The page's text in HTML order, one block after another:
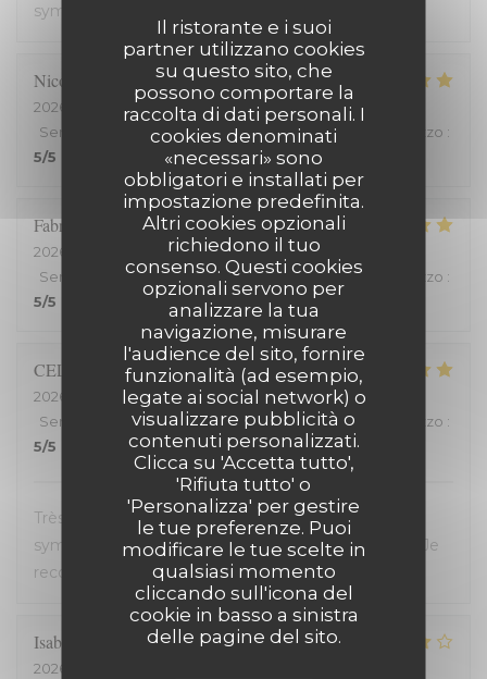
Il ristorante e i suoi
partner utilizzano cookies
su questo sito, che
possono comportare la
raccolta di dati personali. I
cookies denominati
«necessari» sono
obbligatori e installati per
impostazione predefinita.
Altri cookies opzionali
richiedono il tuo
consenso. Questi cookies
opzionali servono per
analizzare la tua
navigazione, misurare
l'audience del sito, fornire
funzionalità (ad esempio,
legate ai social network) o
visualizzare pubblicità o
contenuti personalizzati.
Clicca su 'Accetta tutto',
'Rifiuta tutto' o
'Personalizza' per gestire
le tue preferenze. Puoi
modificare le tue scelte in
qualsiasi momento
cliccando sull'icona del
cookie in basso a sinistra
delle pagine del sito.
sympathique. Service efficace. On en redemande !
Nicolas
2026-08-03
- 19:15 - Ospiti 2
Servizio
Atmosfera:5 /5 Cucina:5/5 Qualità / Prezzo :
5/5
Fabrice
2026-07-25
- 20:00 - Ospiti 2
Servizio
/5 Atmosfera: 5 /5 Cucina:5/5 Qualità / Prezzo :
5/5
CELINE
2026-07-23
- 19:45 - Ospiti 2
Servizio
Atmosfera:5/5 Cucina: 5/5 Qualità / Prezzo :
5/5
Très bon restaurant, service extrêmement
sympathique, coup de coeur pour le welsh revisité. Je
recommande !
Isabelle
2026-07-20